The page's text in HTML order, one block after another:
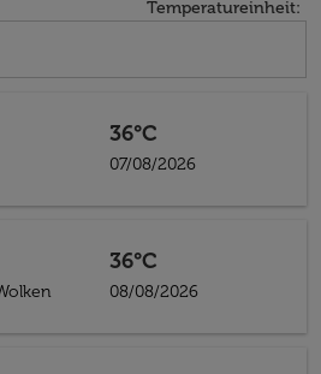
Temperatureinheit:
36°C
07/08/2026
36°C
08/08/2026